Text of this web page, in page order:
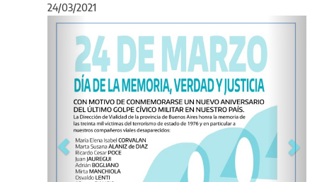
24/03/2021
Anterior